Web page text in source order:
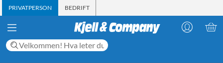
PRIVATPERSON BEDRIFT